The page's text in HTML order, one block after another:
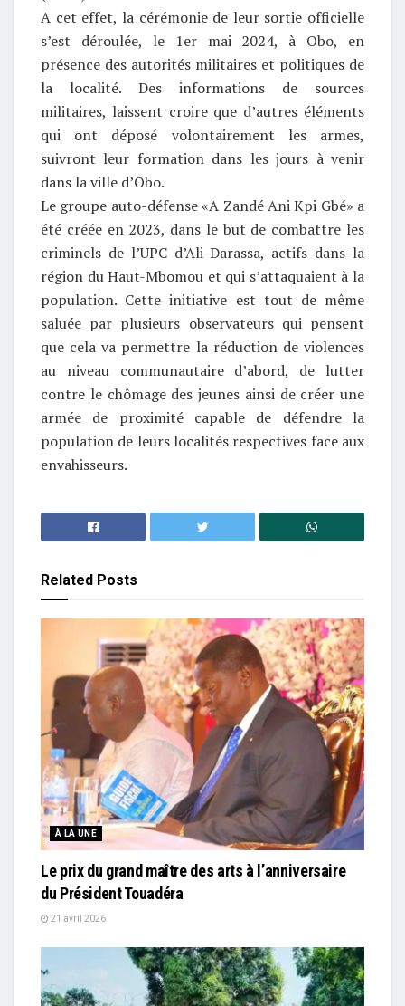
A cet effet, la cérémonie de leur sortie officielle
s’est déroulée, le 1er mai 2024, à Obo, en
présence des autorités militaires et politiques de
la localité. Des informations de sources
militaires, laissent croire que d’autres éléments
qui ont déposé volontairement les armes,
suivront leur formation dans les jours à venir
dans la ville d’Obo.
Le groupe auto-défense «A Zandé Ani Kpi Gbé» a
été créée en 2023, dans le but de combattre les
criminels de l’UPC d’Ali Darassa, actifs dans la
région du Haut-Mbomou et qui s’attaquaient à la
population. Cette initiative est tout de même
saluée par plusieurs observateurs qui pensent
que cela va permettre la réduction de violences
au niveau communautaire d’abord, de lutter
contre le chômage des jeunes ainsi de créer une
armée de proximité capable de défendre la
population de leurs localités respectives face aux
envahisseurs.
Related Posts
À LA UNE
Le prix du grand maître des arts à l’anniversaire
du Président Touadéra
21 avril 2026